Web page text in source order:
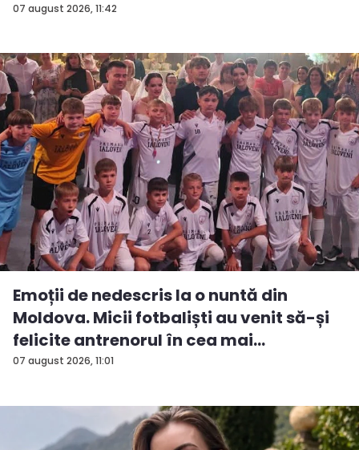
07 august 2026, 11:42
07 august 2026, 11:01
Emoții de nedescris la o nuntă din
Moldova. Micii fotbaliști au venit să-și
felicite antrenorul în cea mai
importan...